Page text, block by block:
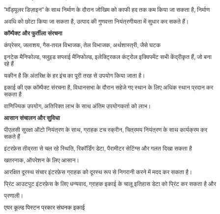
"मॉड्यूलर डिज़ाइन" के साथ निर्माण के दौरान जोखिम को काफी हद तक कम किया जा सकता है, निर्माण
अवधि को छोटा किया जा सकता है, उत्पाद की गुणवत्ता नियंत्रणीयता में सुधार कर सकते हैं।
कॉम्पैक्ट और फुर्तीला संरचना
कंप्रेसर, जलाशय, गैस-तरल विभाजक, तेल विभाजक, अर्थशास्त्री, जैसे घटक
इनटेक मैनिफोल्ड, फ्लुइड सप्लाई मैनिफोल्ड, इलेक्ट्रिकल कंट्रोल इक्विपमेंट सभी केंद्रीकृत हैं, जो बना
रहे हैं
यकीन है कि अंतरिक्ष के हर इंच का पूरी तरह से उपयोग किया जाता है।
इकाई की एक कॉम्पैक्ट संरचना है, विधानसभा के दौरान सहेजे गए स्थान के लिए अधिक स्थान प्रदान कर
सकता है
वाणिज्यिक उपयोग, अतिरिक्त लाभ के साथ अंतिम उपयोगकर्ता को लाभ।
आसान संचालन और सुविधा
पीएलसी सुरक्षा ऑटो नियंत्रण के साथ, ग्राहक टच स्क्रीन, चित्रमय नियंत्रण के साथ कार्यक्रम कर
सकते हैं
इंटरफ़ेस तीव्रता से चल रहे स्थिति, रिकॉर्डिंग डेटा, पैरामीटर सेटिंग्स और गलत दिखा सकता है
खतरनाक, ऑपरेशन के लिए आसान।
आरक्षित दूरस्थ संचार इंटरफ़ेस ग्राहक को दूरस्थ रूप से निगरानी करने में मदद कर सकता है।
प्रिंट आउटपुट इंटरफ़ेस के लिए धन्यवाद, ग्राहक इकाई के चालू इतिहास डेटा को प्रिंट कर सकता है और
प्रणाली।
एयर कूल्ड पिस्टन प्रकार संघनक इकाई